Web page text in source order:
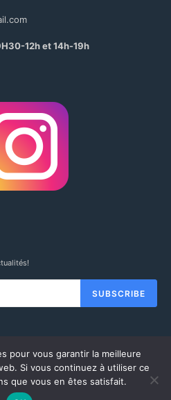
12h et 14h-19h
SUBSCRIBE
CGV -MENTIONS LÉGALES-
COMPTE
pour vous garantir la meilleure
Si vous continuez à utiliser ce
que vous en êtes satisfait.